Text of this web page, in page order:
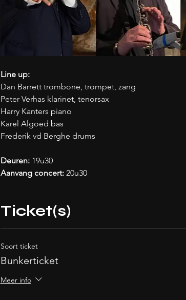
Line up:
Dan Barrett trombone, trompet, zang
Peter Verhas klarinet, tenorsax
Harry Kanters piano
Karel Algoed bas
Frederik vd Berghe drums
Deuren: 19u30
Aanvang concert: 20u30
Ticket(s)
Soort ticket
Bunkerticket
Meer info